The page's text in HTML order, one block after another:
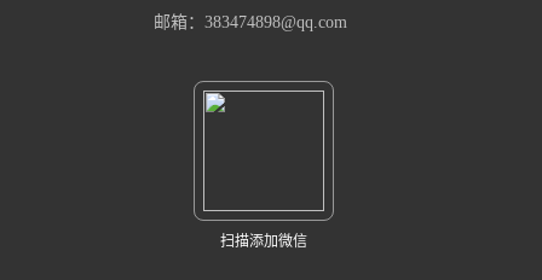
邮箱：383474898@qq.com
扫描添加微信